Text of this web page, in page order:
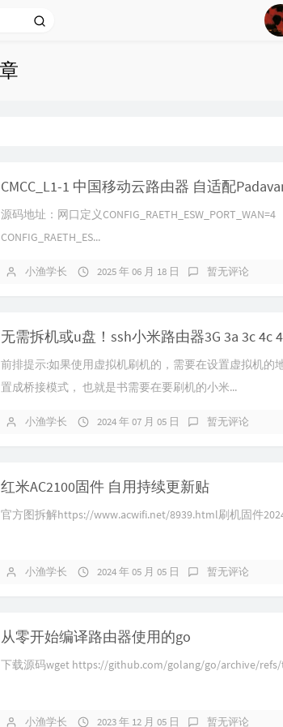
源码地址：网口定义CONFIG_RAETH_ESW_PORT_WAN=4
CONFIG_RAETH_ES...
小渔学长 2025 年 06 月 18 日 暂无评论
前排提示:如果使用虚拟机刷机的，需要在设置虚拟机的
置成桥接模式， 也就是书需要在要刷机的小米...
小渔学长 2024 年 07 月 05 日 暂无评论
红米AC2100固件 自用持续更新贴
官方图拆解https://www.acwifi.net/8939.html刷机固件
小渔学长 2024 年 05 月 05 日 暂无评论
从零开始编译路由器使用的go
下载源码wget https://github.com/golang/go/archive/refs/
小渔学长 2023 年 12 月 05 日 暂无评论